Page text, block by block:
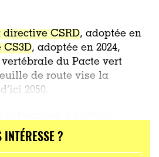
directive CSRD, adoptée en
, adoptée en 2024,
du Pacte vert
de route vise la
2050.
?